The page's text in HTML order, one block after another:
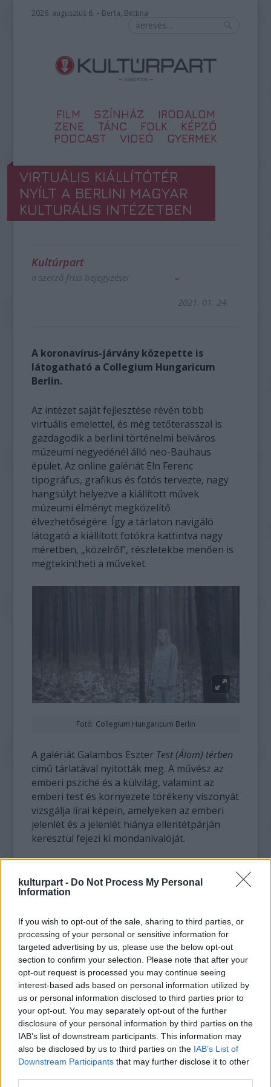
kulturpart - Do Not Process My Personal
Information
If you wish to opt-out of the sale, sharing to third parties, or
processing of your personal or sensitive information for
targeted advertising by us, please use the below opt-out
section to confirm your selection. Please note that after your
opt-out request is processed you may continue seeing
interest-based ads based on personal information utilized by
us or personal information disclosed to third parties prior to
your opt-out. You may separately opt-out of the further
disclosure of your personal information by third parties on the
IAB’s list of downstream participants. This information may
also be disclosed by us to third parties on the IAB’s List of
Downstream Participants that may further disclose it to other
2026. augusztus 6. – Berta, Bettina
FILM SZÍNHÁZ
IRODALOM
ZENE
TÁNC FOLK
KÉPZŐ
PODCAST
VIDEÓ GYERMEK
VIRTUÁLIS KIÁLLÍTÓTÉR
NYÍLT A BERLINI MAGYAR
KULTURÁLIS INTÉZETBEN
Kultúrpart
a szerző friss bejegyzései
2021. 01. 24.
A koronavírus-járvány közepette is
látogatható a Collegium Hungaricum
Berlin.
Az intézet saját fejlesztése révén több
virtuális emelettel, és még tetőterasszal is
gazdagodik a berlini történelmi belváros
múzeumi negyedénél álló neo-Bauhaus
épület. Az online galériát Eln Ferenc
tipográfus, grafikus és fotós tervezte, nagy
hangsúlyt helyezve a kiállított művek
múzeumi élményt megközelítő
élvezhetőségére. Így a tárlaton navigáló
látogató a kiállított fotókra kattintva nagy
méretben, „közelről”, részletekbe menően is
megtekintheti a műveket.
Fotó: Collegium Hungaricum Berlin
A galériát Galambos Eszter Test (Álom) térben
című tárlatával nyitották meg. A művész az
emberi psziché és a külvilág, valamint az
emberi test és környezete törékeny viszonyát
vizsgálja lírai képein, amelyeken az emberi
jelenlét és a jelenlét hiánya ellentétpárján
keresztül fejezi ki mondanivalóját.
budapesti Moholy-Nagy Művészeti
Egyetemen (MOME) fotográfusként. 2014 és
(Universität der Künste, UdK) tanult kísérleti
film és média szakon, majd a budapesti
Színház- és Filmművészeti Egyetemen
operatőri diplomát szerzett. Berlini évei alatt
rendszeresen részt vett az UdK csoportos
kiállításain, az IBB Fotográfiai Díj
válogatásában 2015-ben és 2016-ban is
szerepelt. Ugyancsak 2016-ban a CHBHuman
Scalecímű kiállításán is találkozhatott
munkáival a közönség.
Ahttps://vrt-art.com/chb/címen elérhető